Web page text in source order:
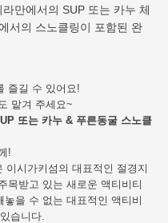
만에서의 SUP 또는 카누 체
서의 스노클링이 포함된 완
즐길 수 있어요!
맡겨 주세요~
또는 카누 & 푸른동굴 스노클
!
이시가키섬의 대표적인 절경지
목받고 있는 새로운 액티비티
놓을 수 없는 대표적인 액티비
습니다.